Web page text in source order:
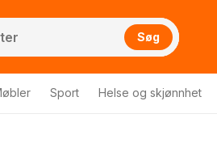
Søg
Sport Helse og skjønnhet